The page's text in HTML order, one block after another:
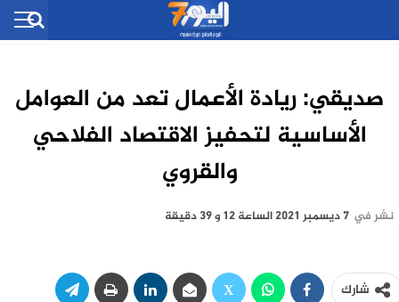
صديقي: ريادة الأعمال تعد من العوامل
الأساسية لتحفيز الاقتصاد الفلاحي
والقروي
نشر في 7 ديسمبر 2021 الساعة 12 و 39 دقيقة
شارك